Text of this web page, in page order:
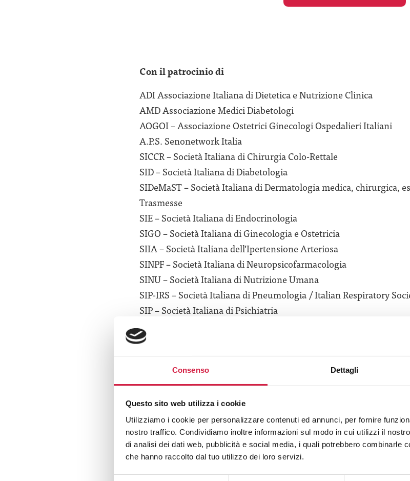
Consenso Dettagli
Questo sito web utilizza i cookie
Utilizziamo i cookie per personalizzare contenuti ed annunci, per fornire
nostro traffico. Condividiamo inoltre informazioni sul modo in cui utilizzi il
di analisi dei dati web, pubblicità e social media, i quali potrebbero combinarle
che hanno raccolto dal tuo utilizzo dei loro servizi.
Con il patrocinio di
ADI Associazione Italiana di Dietetica e Nutrizione Clinica​
AMD Associazione Medici Diabetologi
AOGOI – Associazione Ostetrici Ginecologi Ospedalieri Italiani​
A.P.S. Senonetwork Italia​
SICCR – Società Italiana di Chirurgia Colo-Rettale​
SID – Società Italiana di Diabetologia​
SIDeMaST – Società Italiana di Dermatologia medica, chirurgica,
Trasmesse​
SIE – Società Italiana di Endocrinologia​
SIGO – Società Italiana di Ginecologia e Ostetricia​
SIIA – Società Italiana dell’Ipertensione Arteriosa​
SINPF – Società Italiana di Neuropsicofarmacologia​
SINU – Società Italiana di Nutrizione Umana​
SIP-IRS – Società Italiana di Pneumologia / Italian Respiratory
SIP – Società Italiana di Psichiatria​
SIPREC – Società Italiana per la Prevenzione Cardiovascolare​